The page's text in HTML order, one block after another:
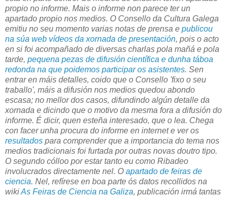
propio no informe. Mais o informe non parece ter un
apartado propio nos medios. O Consello da Cultura Galega
emitiu no seu momento varias notas de prensa e publicou
na súa web vídeos da xornada de presentación, pois o acto
en si foi acompañado de diversas charlas pola mañá e pola
tarde, pequena pezas de difusión científica e dunha táboa
redonda na que poidemos participar os asistentes. Sen
entrar en máis detalles, coido que o Consello 'fixo o seu
traballo', máis a difusión nos medios quedou abondo
escasa; no mellor dos casos, difundindo algún detalle da
xornada e dicindo que o motivo da mesma fora a difusión do
informe. É dicir, quen esteña interesado, que o lea. Chega
con facer unha procura do informe en internet e ver os
resultados para comprender que a importancia do tema nos
medios tradicionais foi furtada por outras novas doutro tipo.
O segundo cólloo por estar tanto eu como Ribadeo
involucrados directamente nel. O apartado de feiras de
ciencia. Nel, refírese en boa parte ós datos recollidos na
wikiAs Feiras de Ciencia na Galiza, publicación irmá tantas